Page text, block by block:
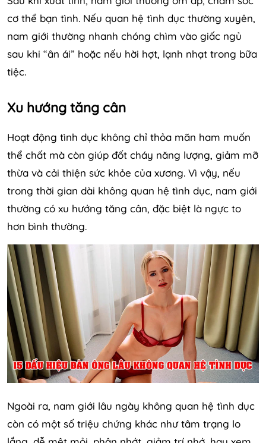
cơ thể bạn tình. Nếu quan hệ tình dục thường xuyên,
nam giới thường nhanh chóng chìm vào giấc ngủ
sau khi “ân ái” hoặc nếu hời hợt, lạnh nhạt trong bữa
tiệc.
Xu hướng tăng cân
Hoạt động tình dục không chỉ thỏa mãn ham muốn
thể chất mà còn giúp đốt cháy năng lượng, giảm mỡ
thừa và cải thiện sức khỏe của xương. Vì vậy, nếu
trong thời gian dài không quan hệ tình dục, nam giới
thường có xu hướng tăng cân, đặc biệt là ngực to
hơn bình thường.
Ngoài ra, nam giới lâu ngày không quan hệ tình dục
còn có một số triệu chứng khác như tâm trạng lo